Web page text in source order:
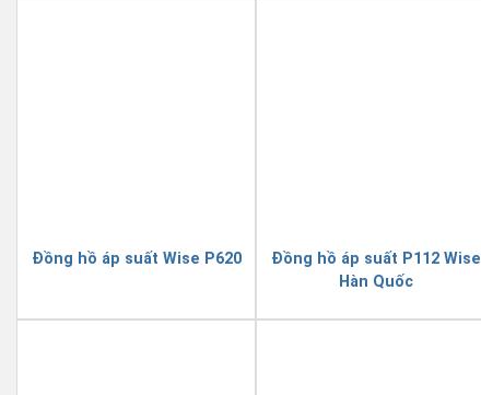
Đồng hồ áp suất Wise P620
Đồng hồ áp suất P112 Wise
Hàn Quốc